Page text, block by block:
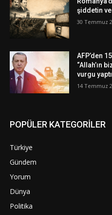
şiddetin ve
30 Temmuz
AFP’den
“Allah’ın
vurgu yaptı
14 Temmuz
POPÜLER KATEGORİLER
Türkiye
Gündem
Yorum
Dünya
Politika